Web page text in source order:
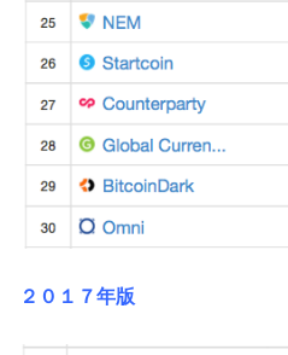
２０１７年版